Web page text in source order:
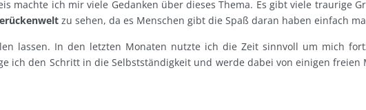
machte ich mir viele Gedanken über dieses Thema. Es gibt viele traurige
zu sehen, da es Menschen gibt die Spaß daran haben einfach
lassen. In den letzten Monaten nutzte ich die Zeit sinnvoll um mich
ich den Schritt in die Selbstständigkeit und werde dabei von einigen